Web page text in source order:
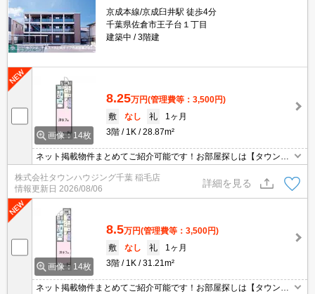
京成本線/京成臼井駅 徒歩4分
千葉県佐倉市王子台１丁目
建築中
3階建
画像：14枚
8.25万円(管理費等：3,500円)
敷
なし 礼
1ヶ月
3階
1K 28.87m²
ネット掲載物件まとめてご紹介可能です！お部屋探しは【タウンハ
ウジング】にお任せください！※オンライン内見・現地待ち合わせ
は事前にご相談ください。
株式会社タウンハウジング千葉 稲毛店
情報更新日 2026/08/06
詳細を見る
画像：14枚
8.5万円(管理費等：3,500円)
敷
なし 礼
1ヶ月
3階
1K 31.21m²
ネット掲載物件まとめてご紹介可能です！お部屋探しは【タウンハ